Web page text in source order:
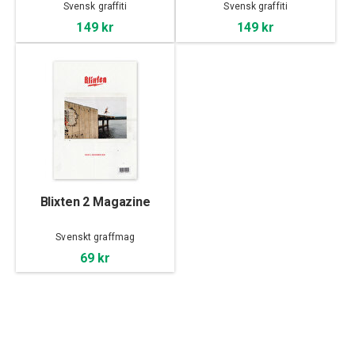
Svensk graffiti
149 kr
Svensk graffiti
149 kr
Blixten 2 Magazine
Svenskt graffmag
69 kr